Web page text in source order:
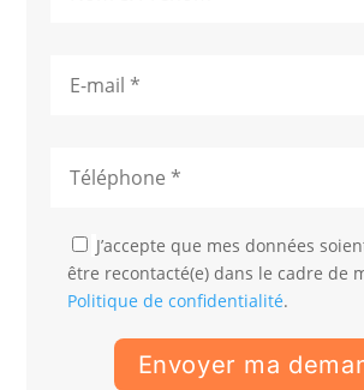
J’accepte que mes données
être recontacté(e) dans le cadre de
Politique de confidentialité.